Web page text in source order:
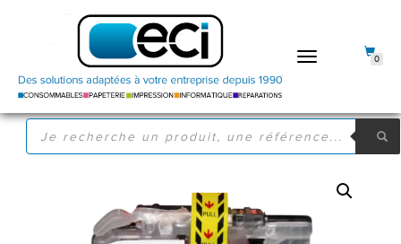
DÉPLIER
RECHERCHE
PRODUITS
0